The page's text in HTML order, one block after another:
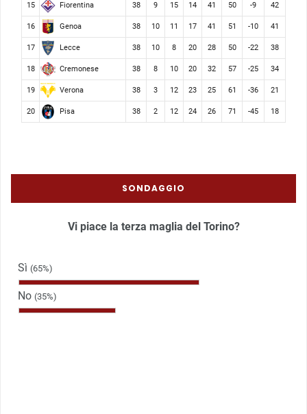
15 Fiorentina 38 9 15 14 41 50 -9 42
16 Genoa 38 10 11 17 41 51 -10 41
17 Lecce 38 10 8 20 28 50 -22 38
18 Cremonese 38 8 10 20 32 57 -25 34
19 Verona 38 3 12 23 25 61 -36 21
20 Pisa 38 2 12 24 26 71 -45 18
SONDAGGIO
Vi piace la terza maglia del Torino?
Sì (65%)
No (35%)